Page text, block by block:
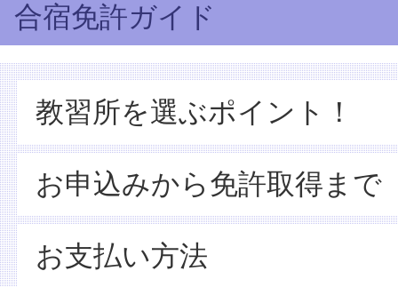
合宿免許ガイド
教習所を選ぶポイント！
お申込みから免許取得まで
お支払い方法